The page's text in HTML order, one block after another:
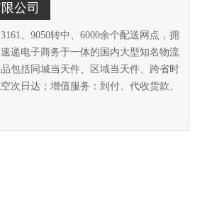
公司
、9050转中、6000余个配送网点，拥
递电子商务于一体的国内大型知名物流
包括同城当天件、区域当天件、跨省时
次日达；增值服务：到付、代收货款、